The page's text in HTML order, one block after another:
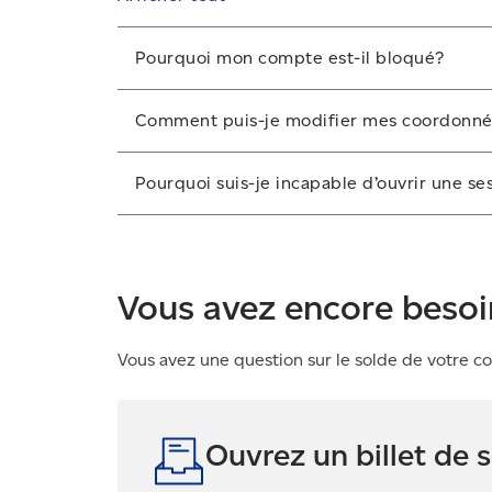
Pourquoi mon compte est-il bloqué?
solde impayé. Si vous avez effectué un
Communiquez avec le Groupe de gestion
Comment puis-je modifier mes
Pourquoi suis-je incapable d’ouvrir une
Vous avez encore
Vous avez une question sur le solde de votre
Ouvrez un billet de